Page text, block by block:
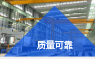
质量可靠